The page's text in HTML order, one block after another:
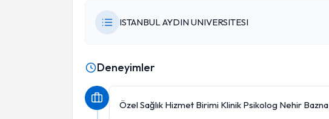
ISTANBUL AYDIN UNIVERSITESI
Deneyimler
Özel Sağlık Hizmet Birimi Klinik Psikolog Nehir Bazna